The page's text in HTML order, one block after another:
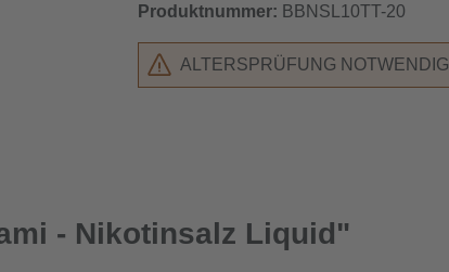
Produktnummer: BBNSL10TT-20
ALTERSPRÜFUNG NOTWENDIG
- Nikotinsalz Liquid"